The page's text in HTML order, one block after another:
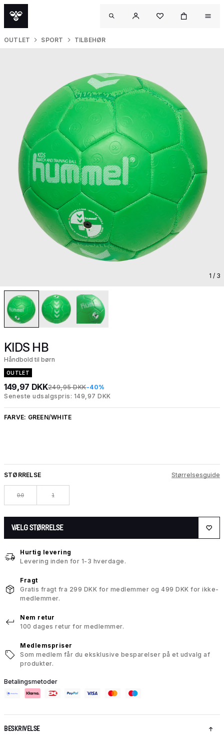
OUTLET SPORT TILBEHØR
1 / 3
KIDS HB
Håndbold til børn
OUTLET
149,97 DKK249,95 DKK-40%
Seneste udsalgspris: 149,97 DKK
FARVE: GREEN/WHITE
STØRRELSE Størrelsesguide
0.0 1
VÆLG STØRRELSE
Hurtig levering
Levering inden for 1-3 hverdage.
Fragt
Gratis fragt fra 299 DKK for medlemmer og 499 DKK for ikke-
medlemmer.
Nem retur
100 dages retur for medlemmer.
Medlemspriser
Som medlem får du eksklusive besparelser på et udvalg af
produkter.
Betalingsmetoder
BESKRIVELSE